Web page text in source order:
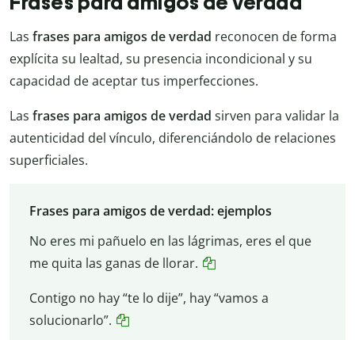
Las frases para amigos de verdad reconocen de forma
explícita su lealtad, su presencia incondicional y su
capacidad de aceptar tus imperfecciones.
Las frases para amigos de verdad sirven para validar la
autenticidad del vínculo, diferenciándolo de relaciones
superficiales.
Frases para amigos de verdad: ejemplos
No eres mi pañuelo en las lágrimas, eres el que
me quita las ganas de llorar.
Contigo no hay “te lo dije”, hay “vamos a
solucionarlo”.